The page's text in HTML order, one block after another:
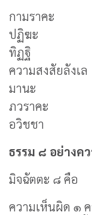
กามราคะ
ปฏิฆะ
ทิฏฐิ
ความสงสัยลังเล
มานะ
ภวราคะ
อวิชชา
ธรรม ๘ อย่างค
มิจฉัตตะ ๘ คือ
ความเห็นผิด ๑